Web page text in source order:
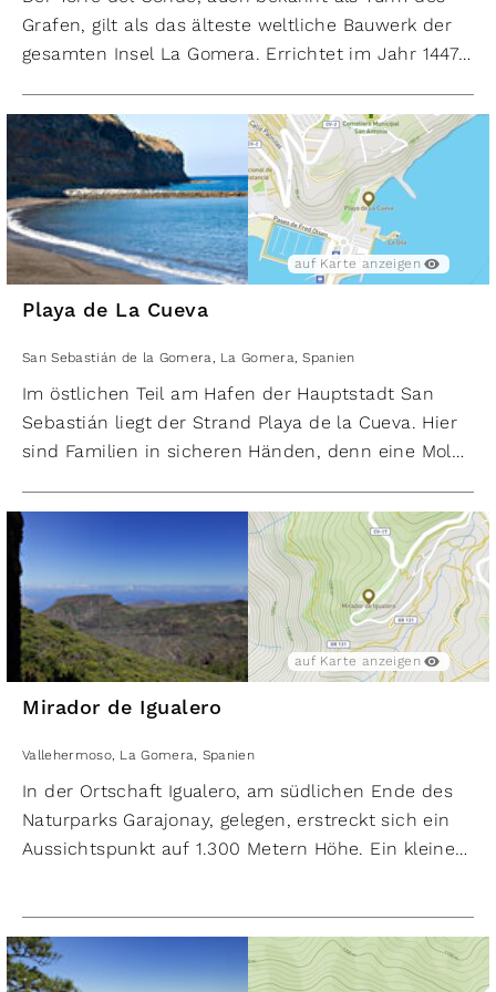
Grafen, gilt als das älteste weltliche Bauwerk der
gesamten Insel La Gomera. Errichtet im Jahr 1447
zeugt dieser historische Turm noch heute von
vergangenen Zeiten. Mehrmals schwer beschädigt
wurde der Turm immer wieder in ursprünglicher
Form instand gesetzt.
Als einfache und eher repräsentative
Befestigungsanlage konzipiert, konnte der Turm
dem Aufstand der Urbevölkerung La Gomeras 1488
widerstehen. Heute wird der Turm als historische
einen Einblick in die bewegte Geschichte der Insel.
auf Karte anzeigen
Playa de La Cueva
San Sebastián de la Gomera, La Gomera, Spanien
Im östlichen Teil am Hafen der Hauptstadt San
Sebastián liegt der Strand Playa de la Cueva. Hier
sind Familien in sicheren Händen, denn eine Mole
Regel moderat. Das macht den Strand besonders
kinderfreundlich. Der Strand wird täglich gereinigt,
wodurch er als sehr sauber gilt.
auf Karte anzeigen
Mirador de Igualero
Vallehermoso, La Gomera, Spanien
In der Ortschaft Igualero, am südlichen Ende des
Naturparks Garajonay, gelegen, erstreckt sich ein
Aussichtspunkt auf 1.300 Metern Höhe. Ein kleines,
Pfeifsprache) schmücken den Platz. Der Blick gen
Westen offenbart die majestätische Schlucht